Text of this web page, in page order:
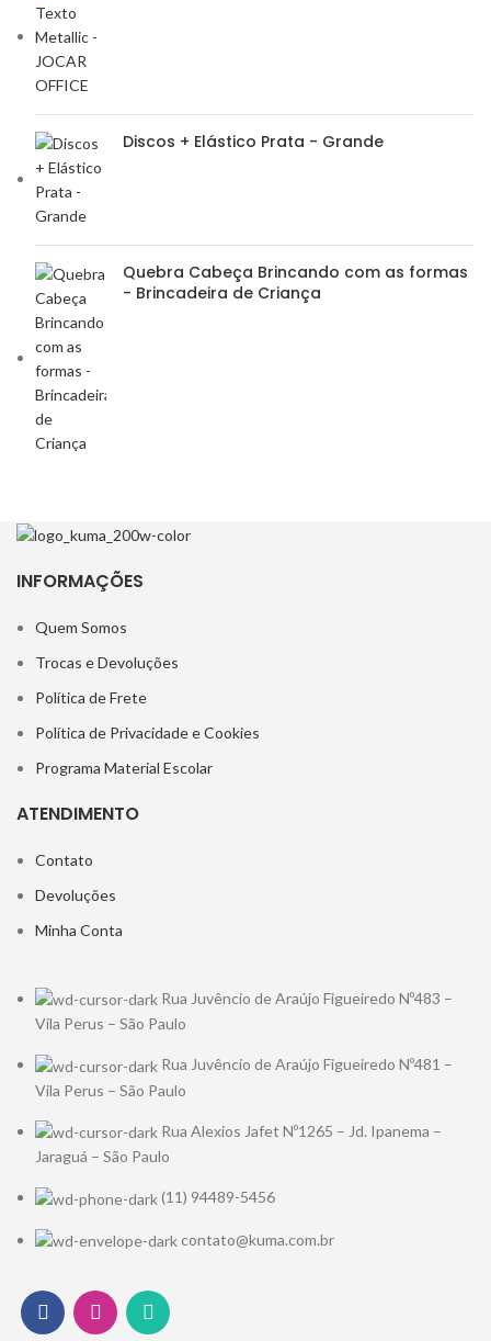
Discos + Elástico Prata - Grande
Quebra Cabeça Brincando com as formas
- Brincadeira de Criança
INFORMAÇÕES
Quem Somos
Trocas e Devoluções
Política de Frete
Política de Privacidade e Cookies
Programa Material Escolar
ATENDIMENTO
Contato
Devoluções
Minha Conta
Rua Juvêncio de Araújo Figueiredo Nº483 –
Vila Perus – São Paulo
Rua Juvêncio de Araújo Figueiredo Nº481 –
Vila Perus – São Paulo
Rua Alexios Jafet Nº1265 – Jd. Ipanema –
Jaraguá – São Paulo
(11) 94489-5456
contato@kuma.com.br